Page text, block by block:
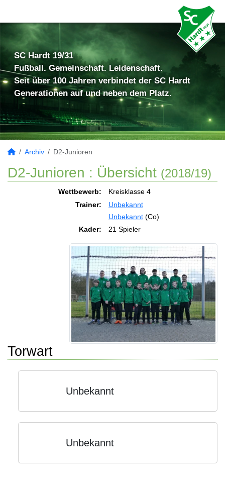
SC Hardt 19/31
Fußball. Gemeinschaft. Leidenschaft.
Seit über 100 Jahren verbindet der SC Hardt
Generationen auf und neben dem Platz.
Archiv D2-Junioren
D2-Junioren : Übersicht (2018/19)
Wettbewerb:
Kreisklasse 4
Trainer:
Unbekannt
Unbekannt (Co)
Kader:
21 Spieler
Torwart
Unbekannt
Unbekannt